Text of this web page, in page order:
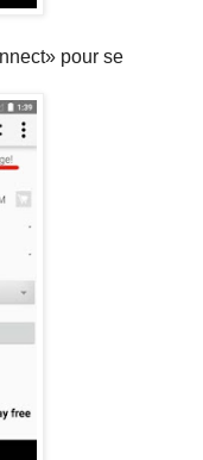
pour se